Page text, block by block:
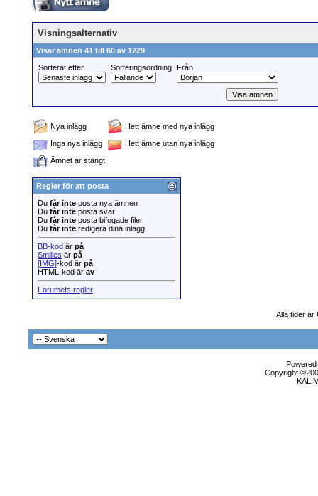
Visningsalternativ
Visar ämnen 41 till 60 av 1229
Sorterat efter
Sorteringsordning Från
Nya inlägg
Hett ämne med nya inlägg
Inga nya inlägg
Hett ämne utan nya inlägg
Ämnet är stängt
Regler för att posta
Du får inte posta nya ämnen
Du får inte posta svar
Du får inte posta bifogade filer
Du får inte redigera dina inlägg
BB-kod är på
Smilies är på
[IMG]-kod är på
HTML-kod är av
Forumets regler
Alla tider är
Copyright